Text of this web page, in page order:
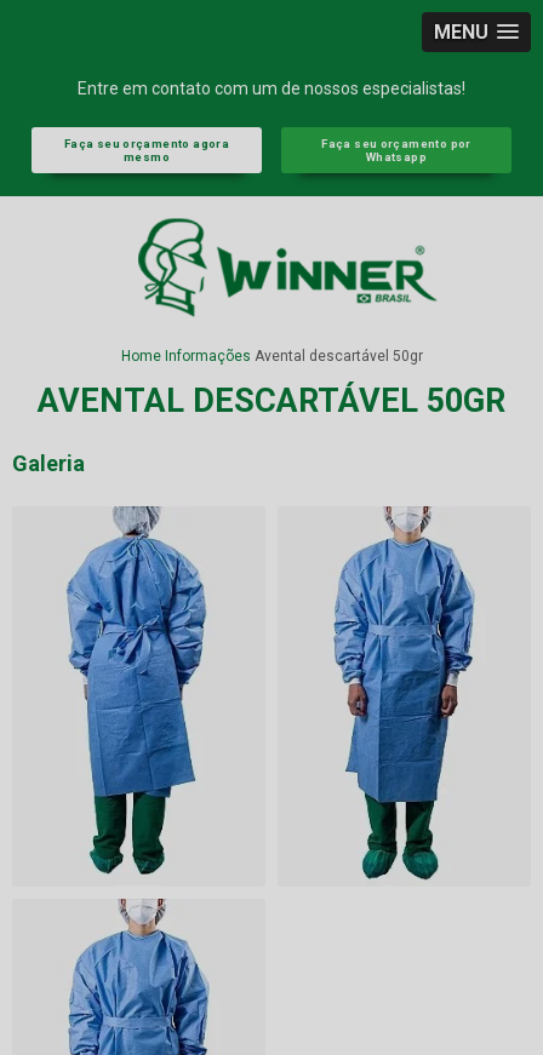
MENU
Entre em contato com um de nossos especialistas!
Faça seu orçamento agora
mesmo
Faça seu orçamento por
Whatsapp
Home Informações Avental descartável 50gr
AVENTAL DESCARTÁVEL 50GR
Galeria